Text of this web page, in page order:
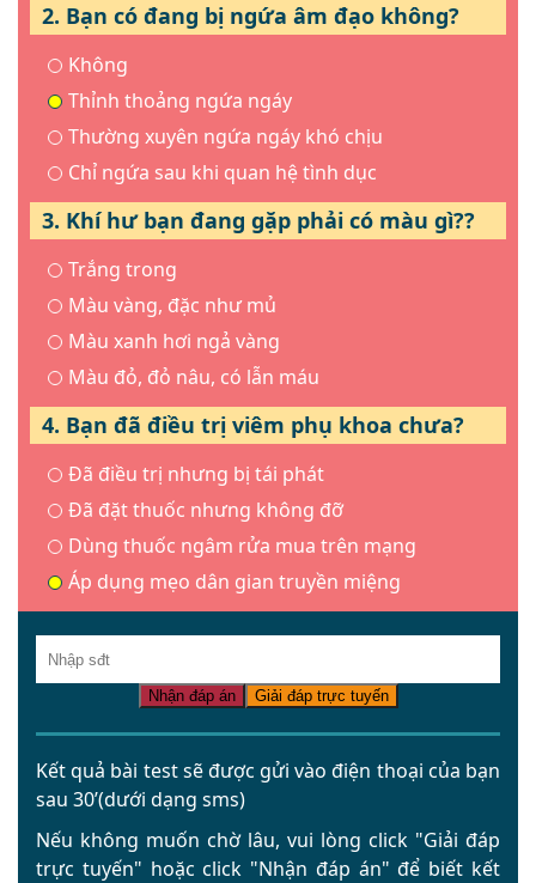
2. Bạn có đang bị ngứa âm đạo không?
Không
Thỉnh thoảng ngứa ngáy
Thường xuyên ngứa ngáy khó chịu
Chỉ ngứa sau khi quan hệ tình dục
3. Khí hư bạn đang gặp phải có màu gì??
Trắng trong
Màu vàng, đặc như mủ
Màu xanh hơi ngả vàng
Màu đỏ, đỏ nâu, có lẫn máu
4. Bạn đã điều trị viêm phụ khoa chưa?
Đã điều trị nhưng bị tái phát
Đã đặt thuốc nhưng không đỡ
Dùng thuốc ngâm rửa mua trên mạng
Áp dụng mẹo dân gian truyền miệng
Kết quả bài test sẽ được gửi vào điện thoại của bạn
sau 30’(dưới dạng sms)
Nếu không muốn chờ lâu, vui lòng click "Giải đáp
trực tuyến" hoặc click "Nhận đáp án" để biết kết
Nhận đáp án Giải đáp trực tuyến